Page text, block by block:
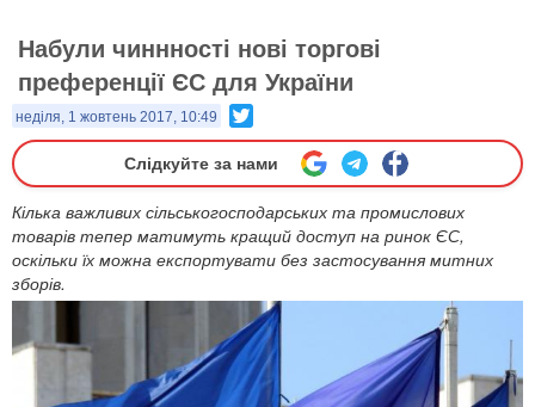
Набули чиннності нові торгові
преференції ЄС для України
неділя, 1 жовтень 2017, 10:49
Слідкуйте за нами
Кілька важливих сільськогосподарських та промислових
товарів тепер матимуть кращий доступ на ринок ЄС,
оскільки їх можна експортувати без застосування митних
зборів.